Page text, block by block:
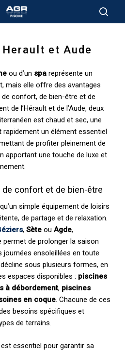
et Aude
ou d’un spareprésente un
mais elle offre des avantages
confort, de bien-être et de
de l’Hérault et de l’Aude, deux
est chaud et sec, une
rapidement un élément essentiel
de profiter pleinement de
apportant une touche de luxe et
confort et de bien-être
simple équipement de loisirs
de partage et de relaxation.
, Sèteou Agde,
permet de prolonger la saison
journées ensoleillées en toute
sous plusieurs formes, en
espaces disponibles : piscines
à débordement, piscines
en coque. Chacune de ces
besoins spécifiques et
de terrains.
essentiel pour garantir sa